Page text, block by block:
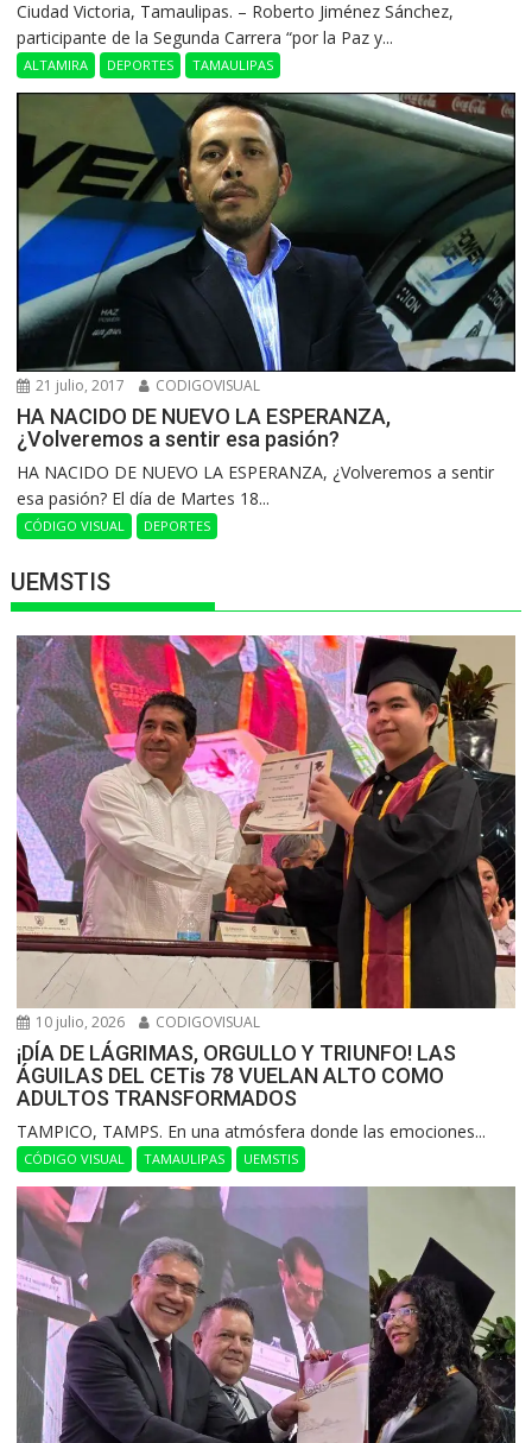
Ciudad Victoria, Tamaulipas. – Roberto Jiménez Sánchez,
participante de la Segunda Carrera “por la Paz y...
ALTAMIRA DEPORTES TAMAULIPAS
21 julio, 2017 CODIGOVISUAL
HA NACIDO DE NUEVO LA ESPERANZA,
¿Volveremos a sentir esa pasión?
HA NACIDO DE NUEVO LA ESPERANZA, ¿Volveremos a sentir
esa pasión? El día de Martes 18...
CÓDIGO VISUAL DEPORTES
UEMSTIS
10 julio, 2026 CODIGOVISUAL
¡DÍA DE LÁGRIMAS, ORGULLO Y TRIUNFO! LAS
ÁGUILAS DEL CETis 78 VUELAN ALTO COMO
ADULTOS TRANSFORMADOS
​TAMPICO, TAMPS. En una atmósfera donde las emociones...
CÓDIGO VISUAL TAMAULIPAS UEMSTIS